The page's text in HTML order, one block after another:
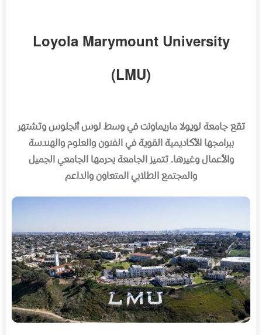
Loyola Marymount University
(LMU)
تقع جامعة لويولا ماريماونت في وسط لوس أنجلوس وتشتهر
ببرامجها الأكاديمية القوية في الفنون والعلوم والهندسة
والأعمال وغيرها.تتميز الجامعة بحرمها الجامعي الجميل
والمجتمع الطلابي المتعاون والداعم